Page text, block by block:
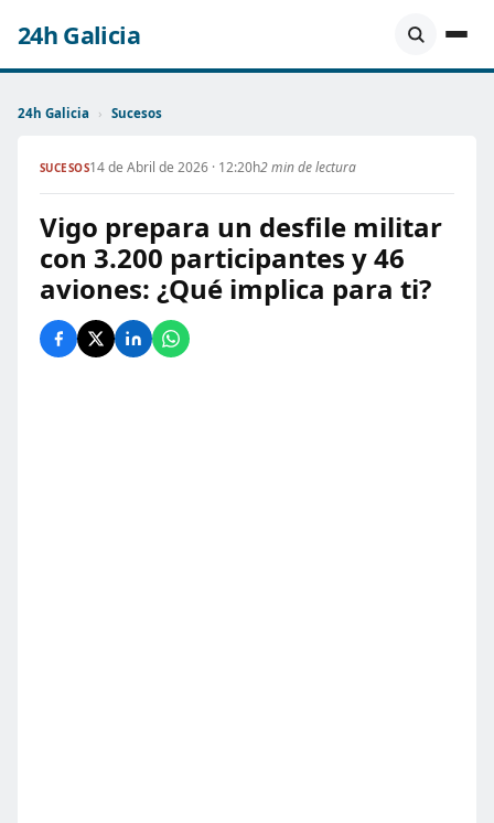
24h Galicia
24h Galicia › Sucesos
SUCESOS14 de Abril de 2026 · 12:20h2 min de lectura
Vigo prepara un desfile militar
con 3.200 participantes y 46
aviones: ¿Qué implica para ti?